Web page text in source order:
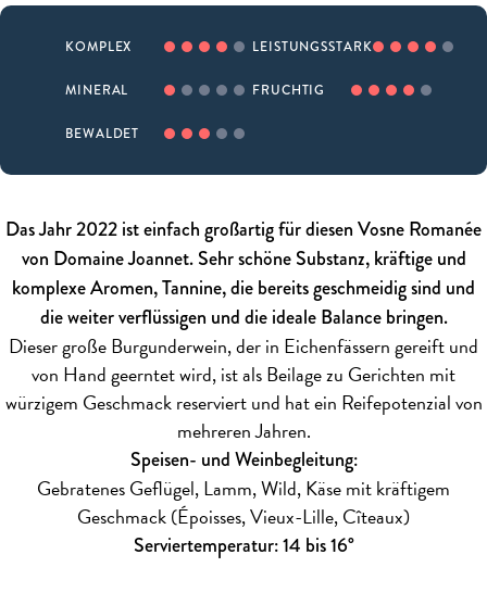
KOMPLEX LEISTUNGSSTARK
MINERAL FRUCHTIG
BEWALDET
Das Jahr 2022 ist einfach großartig für diesen Vosne Romanée
von Domaine Joannet. Sehr schöne Substanz, kräftige und
komplexe Aromen, Tannine, die bereits geschmeidig sind und
die weiter verflüssigen und die ideale Balance bringen.
Dieser große Burgunderwein, der in Eichenfässern gereift und
von Hand geerntet wird, ist als Beilage zu Gerichten mit
würzigem Geschmack reserviert und hat ein Reifepotenzial von
mehreren Jahren.
Speisen- und Weinbegleitung:
Gebratenes Geflügel, Lamm, Wild, Käse mit kräftigem
Geschmack (Époisses, Vieux-Lille, Cîteaux)
Serviertemperatur: 14 bis 16°